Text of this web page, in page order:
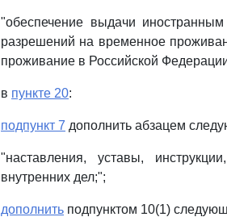
"обеспечение выдачи
разрешений на временное
проживание в Российской
в пункте 20:
подпункт 7 дополнить абзацем
"наставления, уставы,
внутренних дел;";
дополнить подпунктом 10(1)